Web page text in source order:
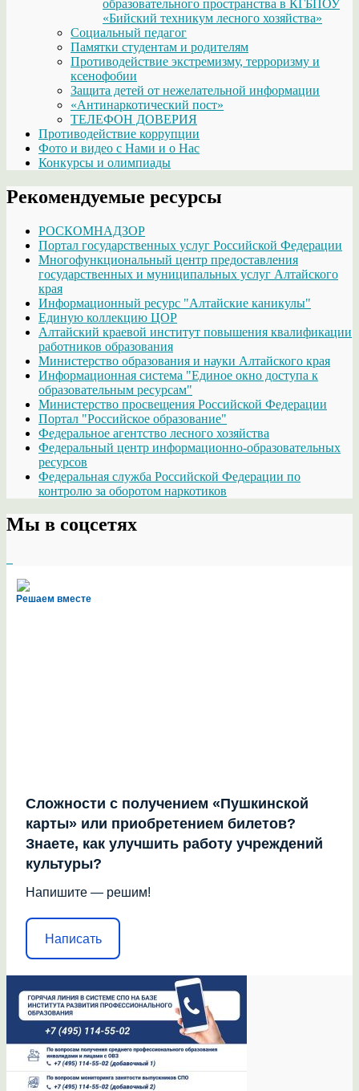
образовательного пространства в КГБПОУ
«Бийский техникум лесного хозяйства»
Социальный педагог
Памятки студентам и родителям
Противодействие экстремизму, терроризму и
ксенофобии
Защита детей от нежелательной информации
«Антинаркотический пост»
ТЕЛЕФОН ДОВЕРИЯ
Противодействие коррупции
Фото и видео с Нами и о Нас
Конкурсы и олимпиады
Рекомендуемые ресурсы
РОСКОМНАДЗОР
Портал государственных услуг Российской Федерации
Многофункциональный центр предоставления
государственных и муниципальных услуг Алтайского
края
Информационный ресурс "Алтайские каникулы"
Единую коллекцию ЦОР
Алтайский краевой институт повышения квалификации
работников образования
Министерство образования и науки Алтайского края
Информационная система "Единое окно доступа к
образовательным ресурсам"
Министерство просвещения Российской Федерации
Портал "Российское образование"
Федеральное агентство лесного хозяйства
Федеральный центр информационно-образовательных
ресурсов
Федеральная служба Российской Федерации по
контролю за оборотом наркотиков
Мы в соцсетях
Решаем вместе
Сложности с получением «Пушкинской
карты» или приобретением билетов?
Знаете, как улучшить работу учреждений
культуры?
Напишите — решим!
Написать